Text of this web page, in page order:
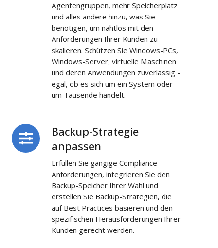
Agentengruppen, mehr Speicherplatz
und alles andere hinzu, was Sie
benötigen, um nahtlos mit den
Anforderungen Ihrer Kunden zu
skalieren. Schützen Sie Windows-PCs,
Windows-Server, virtuelle Maschinen
und deren Anwendungen zuverlässig -
egal, ob es sich um ein System oder
um Tausende handelt.
Backup-Strategie
anpassen
Erfüllen Sie gängige Compliance-
Anforderungen, integrieren Sie den
Backup-Speicher Ihrer Wahl und
erstellen Sie Backup-Strategien, die
auf Best Practices basieren und den
spezifischen Herausforderungen Ihrer
Kunden gerecht werden.
Backup-
Strategie
anpassen